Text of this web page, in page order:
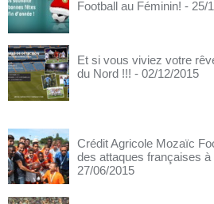
Football au Féminin! - 25/
Et si vous viviez votre
du Nord !!! - 02/12/2015
Crédit Agricole Mozaïc
des attaques françaises
27/06/2015